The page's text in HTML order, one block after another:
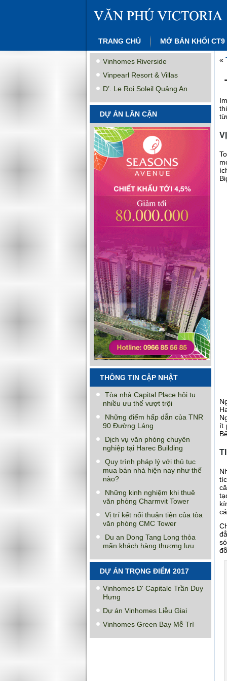
TRANG CHỦ MỞ BÁN KHỐI CT9
Vinhomes Riverside
Vinpearl Resort & Villas
D’. Le Roi Soleil Quảng An
DỰ ÁN LÂN CẬN
THÔNG TIN CẬP NHẬT
Tòa nhà Capital Place hội tụ
nhiều ưu thế vượt trội
Những điểm hấp dẫn của TNR
90 Đường Láng
Dịch vụ văn phòng chuyên
nghiệp tại Harec Building
Quy trình pháp lý với thủ tục
mua bán nhà hiện nay như thế
nào?
Những kinh nghiệm khi thuê
văn phòng Charmvit Tower
Vị trí kết nối thuận tiện của tòa
văn phòng CMC Tower
Du an Dong Tang Long thỏa
mãn khách hàng thượng lưu
DỰ ÁN TRỌNG ĐIỂM 2017
Vinhomes D' Capitale Trần Duy
Hưng
Dự án Vinhomes Liễu Giai
Vinhomes Green Bay Mễ Trì
«
ít